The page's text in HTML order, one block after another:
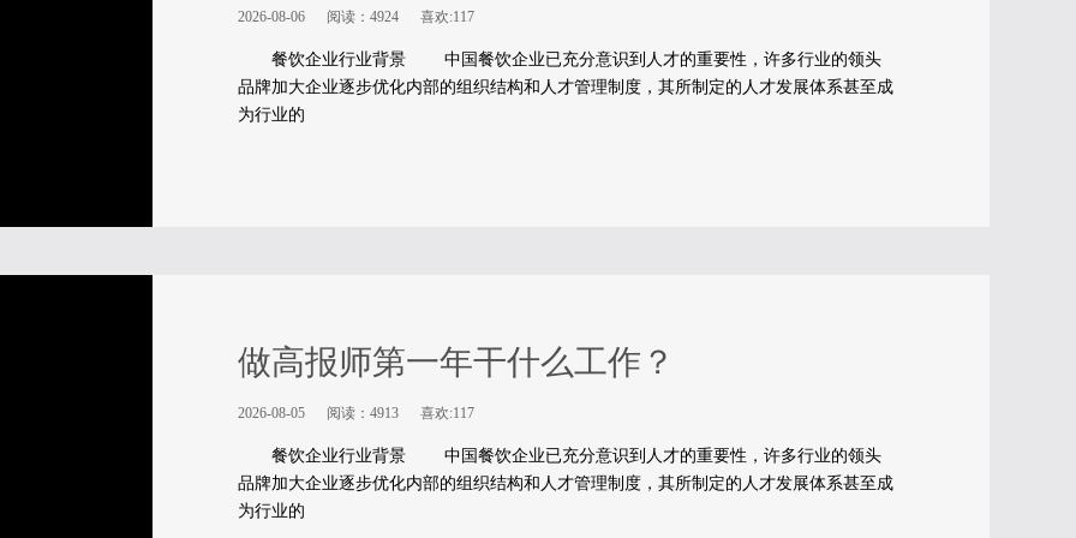
2026-08-06 阅读：4924 喜欢:117
餐饮企业行业背景 中国餐饮企业已充分意识到人才的重要性，许多行业的领头
品牌加大企业逐步优化内部的组织结构和人才管理制度，其所制定的人才发展体系甚至成
为行业的
做高报师第一年干什么工作？
2026-08-05 阅读：4913 喜欢:117
餐饮企业行业背景 中国餐饮企业已充分意识到人才的重要性，许多行业的领头
品牌加大企业逐步优化内部的组织结构和人才管理制度，其所制定的人才发展体系甚至成
为行业的